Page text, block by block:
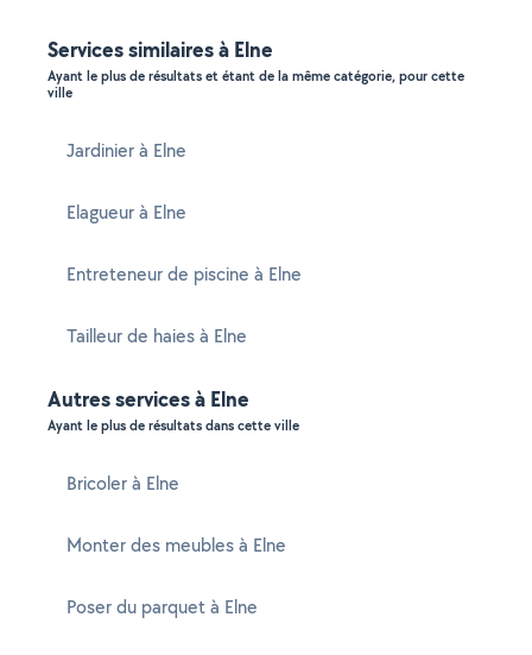
Services similaires à Elne
Ayant le plus de résultats et étant de la même catégorie, pour cette
ville
Jardinier à Elne
Elagueur à Elne
Entreteneur de piscine à Elne
Tailleur de haies à Elne
Autres services à Elne
Ayant le plus de résultats dans cette ville
Bricoler à Elne
Monter des meubles à Elne
Poser du parquet à Elne